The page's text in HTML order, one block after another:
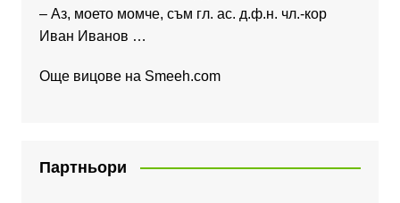
– Аз, моето момче, съм гл. ас. д.ф.н. чл.-кор
Иван Иванов …
Още вицове на Smeeh.com
Партньори